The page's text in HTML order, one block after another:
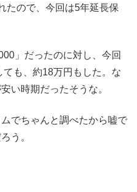
たので、今回は5年延長保
」だったのに対し、今回
も、約18万円もした。な
い時期だったそうな。
でちゃんと調べたから嘘で
う。